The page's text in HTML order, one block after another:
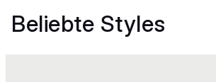
Beliebte Styles